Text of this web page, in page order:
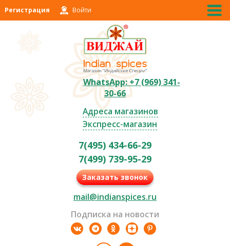
Регистрация Войти
WhatsApp: +7 (969) 341-
30-66
Адреса магазинов
Экспресс-магазин
7(495) 434-66-29
7(499) 739-95-29
Заказать звонок
mail@indianspices.ru
Подписка на новости